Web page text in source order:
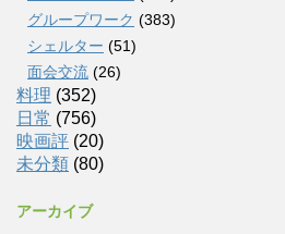
グループワーク (383)
シェルター (51)
面会交流 (26)
料理 (352)
日常 (756)
映画評 (20)
未分類 (80)
アーカイブ